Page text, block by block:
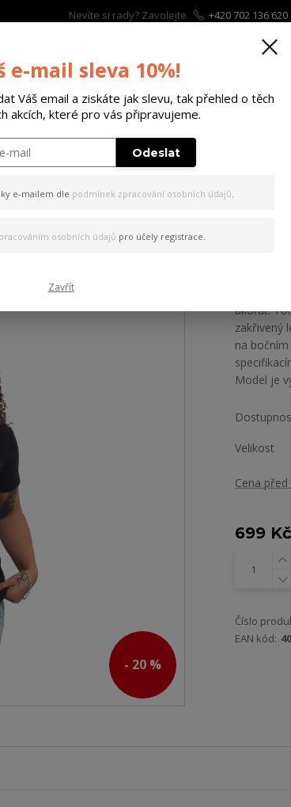
Nevíte si rady? Zavolejte. +420 702 136 620
DÁRKOVÉ POUKAZY %
Neck T-Shirt black XL
Crew Neck T-
- 20 %
Dámské
uvolněný
akorát.
zakřivený
na
Model je
Velikost
Cena
699 Kč
Číslo
EAN kód:
e-mail sleva 10%!
Váš email a ziskáte jak slevu, tak přehled o těch
akcích, které pro vás připravujeme.
Odeslat
e-mailem dle podmínek zpracování osobních údajů.
osobních údajů pro účely registrace.
Zavřít